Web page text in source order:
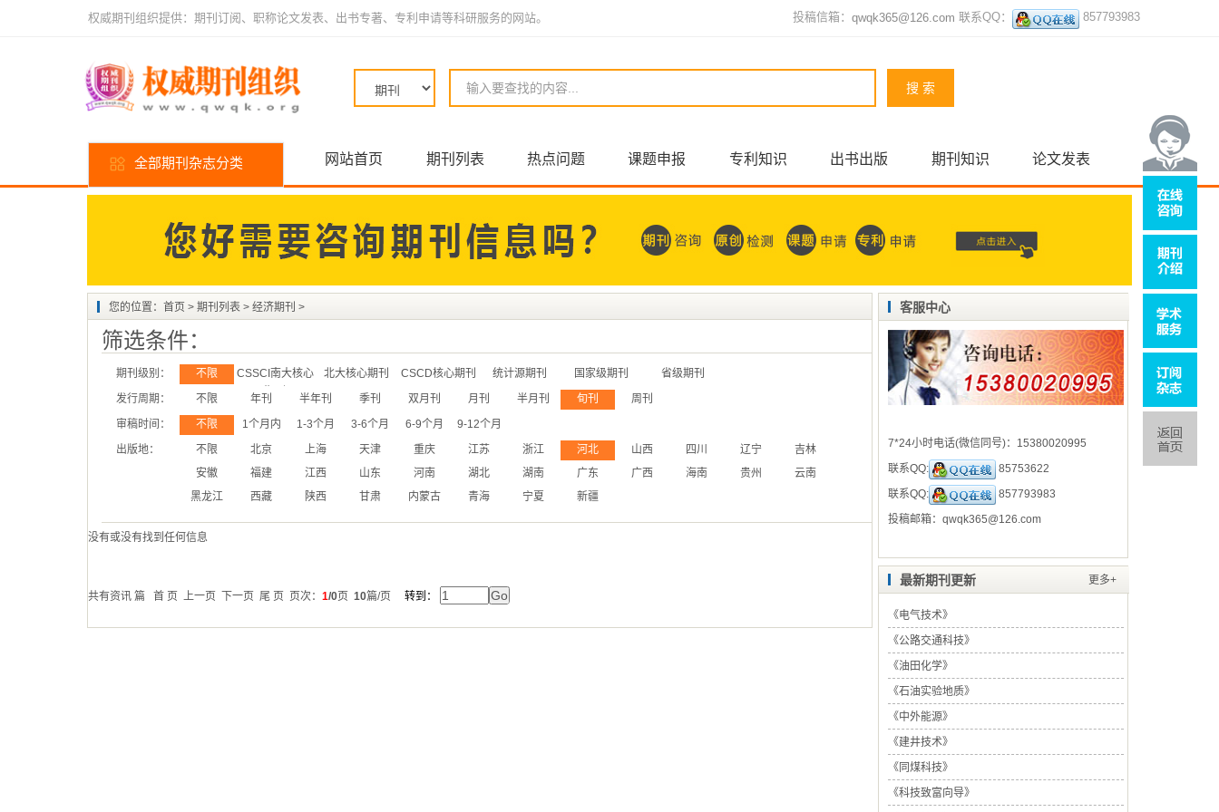
权威期刊组织提供：期刊订阅、职称论文发表、出书专著、专利申请等科研服务的网站。 投稿信箱： qwqk365@126.com 联系QQ： 857793983
全部期刊杂志分类 网站首页 期刊列表 热点问题 课题申报 专利知识 出书出版 期刊知识 论文发表
您的位置： 首页 > 期刊列表 > 经济期刊 >
筛选条件：
期刊级别： 不限
CSSCI南大核心
期刊
北大核心期刊 CSCD核心期刊 统计源期刊 国家级期刊
省级期刊
发行周期：
不限 年刊 半年刊 季刊 双月刊 月刊 半月刊 旬刊
周刊
审稿时间：
不限 1个月内 1-3个月 3-6个月 6-9个月
9-12个月
出版地：
不限 北京 上海 天津 重庆 江苏 浙江 河北 山西 四川 辽宁
吉林
安徽
福建 江西 山东 河南 湖北 湖南 广东 广西 海南 贵州
云南
黑龙江
西藏 陕西 甘肃 内蒙古 青海 宁夏 新疆
没有或没有找到任何信息
共有资讯 篇 首 页 上一页 下一页 尾 页 页次： 1/0页 10篇/页 转到：
客服中心
7*24小时电话(微信同号)： 15380020995
联系QQ:
85753622
联系QQ:
857793983
投稿邮箱： qwqk365@126.com
最新期刊更新 更多+
《电气技术》
《公路交通科技》
《油田化学》
《石油实验地质》
《中外能源》
《建井技术》
《 同煤科技》
《科技致富向导》